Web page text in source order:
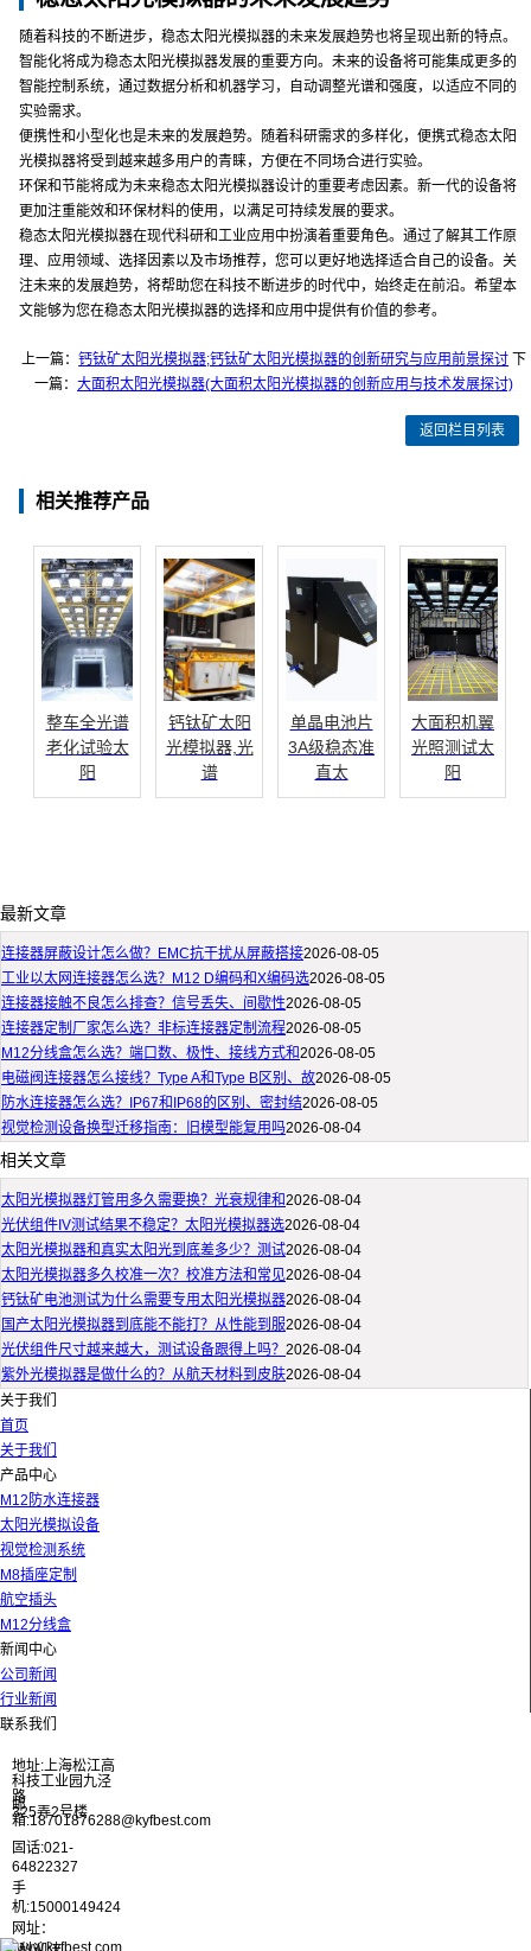
随着科技的不断进步，稳态太阳光模拟器的未来发展趋势也将呈现出新的特点。
智能化将成为稳态太阳光模拟器发展的重要方向。未来的设备将可能集成更多的
智能控制系统，通过数据分析和机器学习，自动调整光谱和强度，以适应不同的
实验需求。
便携性和小型化也是未来的发展趋势。随着科研需求的多样化，便携式稳态太阳
光模拟器将受到越来越多用户的青睐，方便在不同场合进行实验。
环保和节能将成为未来稳态太阳光模拟器设计的重要考虑因素。新一代的设备将
更加注重能效和环保材料的使用，以满足可持续发展的要求。
稳态太阳光模拟器在现代科研和工业应用中扮演着重要角色。通过了解其工作原
理、应用领域、选择因素以及市场推荐，您可以更好地选择适合自己的设备。关
注未来的发展趋势，将帮助您在科技不断进步的时代中，始终走在前沿。希望本
文能够为您在稳态太阳光模拟器的选择和应用中提供有价值的参考。
上一篇：钙钛矿太阳光模拟器;钙钛矿太阳光模拟器的创新研究与应用前景探讨 下
一篇：大面积太阳光模拟器(大面积太阳光模拟器的创新应用与技术发展探讨)
返回栏目列表
相关推荐产品
整车全光谱
老化试验太
阳
钙钛矿太阳
光模拟器,光
谱
单晶电池片
3A级稳态准
直太
大面积机翼
光照测试太
阳
最新文章
连接器屏蔽设计怎么做？EMC抗干扰从屏蔽搭接2026-08-05
工业以太网连接器怎么选？M12 D编码和X编码选2026-08-05
连接器接触不良怎么排查？信号丢失、间歇性2026-08-05
连接器定制厂家怎么选？非标连接器定制流程2026-08-05
M12分线盒怎么选？端口数、极性、接线方式和2026-08-05
电磁阀连接器怎么接线？Type A和Type B区别、故2026-08-05
防水连接器怎么选？IP67和IP68的区别、密封结2026-08-05
视觉检测设备换型迁移指南：旧模型能复用吗2026-08-04
相关文章
太阳光模拟器灯管用多久需要换？光衰规律和2026-08-04
光伏组件IV测试结果不稳定？太阳光模拟器选2026-08-04
太阳光模拟器和真实太阳光到底差多少？测试2026-08-04
太阳光模拟器多久校准一次？校准方法和常见2026-08-04
钙钛矿电池测试为什么需要专用太阳光模拟器2026-08-04
国产太阳光模拟器到底能不能打？从性能到服2026-08-04
光伏组件尺寸越来越大，测试设备跟得上吗？ 2026-08-04
紫外光模拟器是做什么的？从航天材料到皮肤2026-08-04
关于我们
首页
关于我们
产品中心
M12防水连接器
太阳光模拟设备
视觉检测系统
M8插座定制
航空插头
M12分线盒
新闻中心
公司新闻
行业新闻
联系我们
地址:上海松江高
科技工业园九泾
路
325弄2号楼
邮
箱:18701876288@kyfbest.com
固话:021-
64822327
手
机:15000149424
网址：
www.kyfbest.com